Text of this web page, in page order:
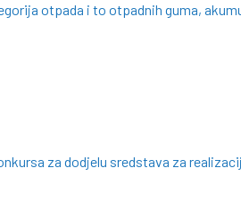
otpada i to otpadnih guma,
za dodjelu sredstava za